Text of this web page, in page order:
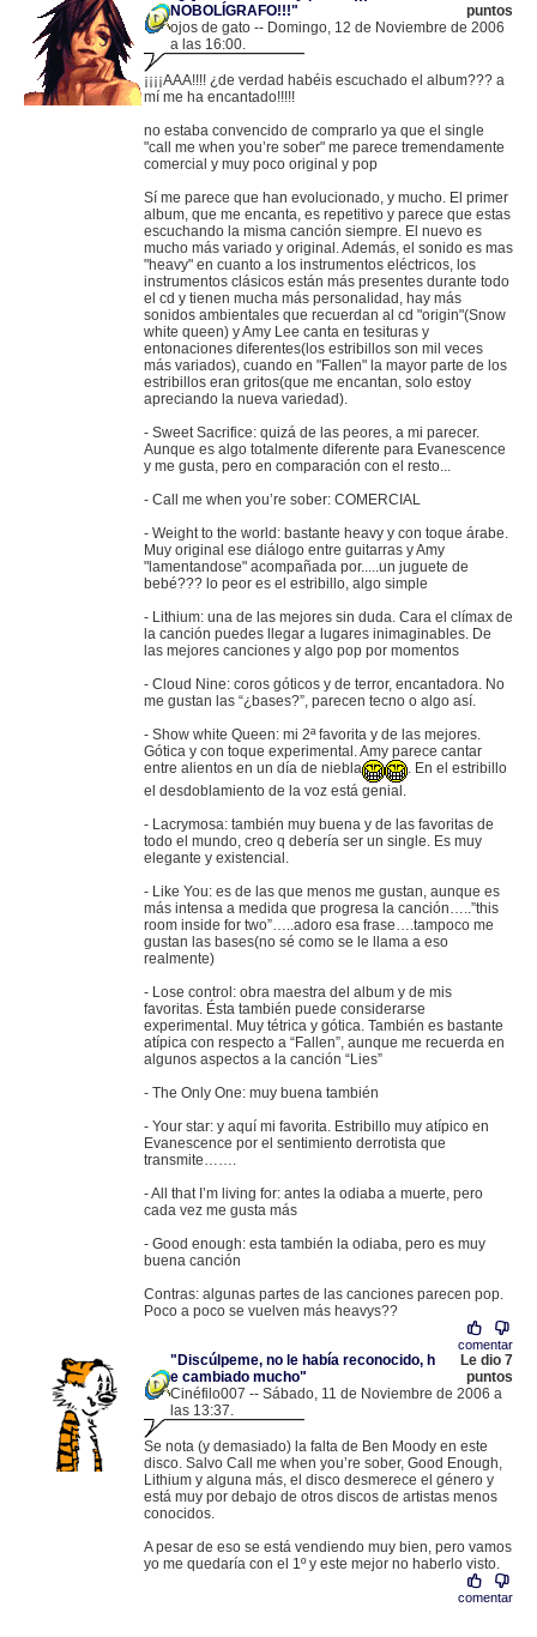
NOBOLÍGRAFO!!!"
puntos
ojos de gato -- Domingo, 12 de Noviembre de 2006
a las 16:00.
¡¡¡¡AAA!!!! ¿de verdad habéis escuchado el album??? a
mí me ha encantado!!!!!
no estaba convencido de comprarlo ya que el single
"call me when you’re sober" me parece tremendamente
comercial y muy poco original y pop
Sí me parece que han evolucionado, y mucho. El primer
album, que me encanta, es repetitivo y parece que estas
escuchando la misma canción siempre. El nuevo es
mucho más variado y original. Además, el sonido es mas
"heavy" en cuanto a los instrumentos eléctricos, los
instrumentos clásicos están más presentes durante todo
el cd y tienen mucha más personalidad, hay más
sonidos ambientales que recuerdan al cd "origin"(Snow
white queen) y Amy Lee canta en tesituras y
entonaciones diferentes(los estribillos son mil veces
más variados), cuando en "Fallen" la mayor parte de los
estribillos eran gritos(que me encantan, solo estoy
apreciando la nueva variedad).
- Sweet Sacrifice: quizá de las peores, a mi parecer.
Aunque es algo totalmente diferente para Evanescence
y me gusta, pero en comparación con el resto...
- Call me when you’re sober: COMERCIAL
- Weight to the world: bastante heavy y con toque árabe.
Muy original ese diálogo entre guitarras y Amy
"lamentandose" acompañada por.....un juguete de
bebé??? lo peor es el estribillo, algo simple
- Lithium: una de las mejores sin duda. Cara el clímax de
la canción puedes llegar a lugares inimaginables. De
las mejores canciones y algo pop por momentos
- Cloud Nine: coros góticos y de terror, encantadora. No
me gustan las “¿bases?”, parecen tecno o algo así.
- Show white Queen: mi 2ª favorita y de las mejores.
Gótica y con toque experimental. Amy parece cantar
entre alientos en un día de niebla
. En el estribillo
el desdoblamiento de la voz está genial.
- Lacrymosa: también muy buena y de las favoritas de
todo el mundo, creo q debería ser un single. Es muy
elegante y existencial.
- Like You: es de las que menos me gustan, aunque es
más intensa a medida que progresa la canción…..”this
room inside for two”…..adoro esa frase….tampoco me
gustan las bases(no sé como se le llama a eso
realmente)
- Lose control: obra maestra del album y de mis
favoritas. Ésta también puede considerarse
experimental. Muy tétrica y gótica. También es bastante
atípica con respecto a “Fallen”, aunque me recuerda en
algunos aspectos a la canción “Lies”
- The Only One: muy buena también
- Your star: y aquí mi favorita. Estribillo muy atípico en
Evanescence por el sentimiento derrotista que
transmite…….
- All that I’m living for: antes la odiaba a muerte, pero
cada vez me gusta más
- Good enough: esta también la odiaba, pero es muy
buena canción
Contras: algunas partes de las canciones parecen pop.
Poco a poco se vuelven más heavys??
comentar
"Discúlpeme, no le había reconocido, h
e cambiado mucho"
Le dio 7
puntos
Cinéfilo007 -- Sábado, 11 de Noviembre de 2006 a
las 13:37.
Se nota (y demasiado) la falta de Ben Moody en este
disco. Salvo Call me when you’re sober, Good Enough,
Lithium y alguna más, el disco desmerece el género y
está muy por debajo de otros discos de artistas menos
conocidos.
A pesar de eso se está vendiendo muy bien, pero vamos
yo me quedaría con el 1º y este mejor no haberlo visto.
comentar